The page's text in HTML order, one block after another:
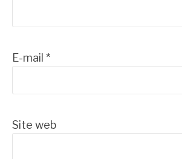
E-mail *
Site web